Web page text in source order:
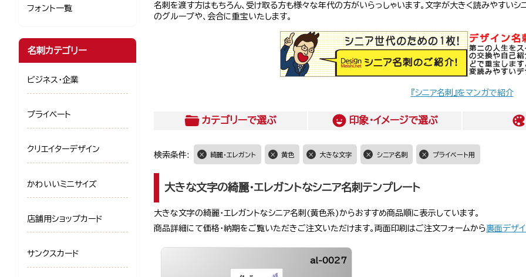
名刺を渡す方はもちろん、受け取る方も様々な年代の方がいらっしゃいます。文字が大きく読みやすい
のグループや、会合に重宝いたします。
『シニア名刺』をマンガで紹介
カテゴリーで選ぶ 印象・イメージで選ぶ
検索条件: 綺麗・エレガント 黄色 大きな文字 シニア名刺 プライベート用
大きな文字の綺麗・エレガントなシニア名刺テンプレート
大きな文字の綺麗・エレガントなシニア名刺(黄色系)からおすすめ商品順に表示しています。
商品詳細にて価格・納期をご覧いただきご注文いただけます。両面印刷はご注文フォームから裏面デザイ
al-0027
フォント一覧
名刺カテゴリー
ビジネス・企業
プライベート
クリエイターデザイン
かわいいミニサイズ
店舗用ショップカード
サンクスカード